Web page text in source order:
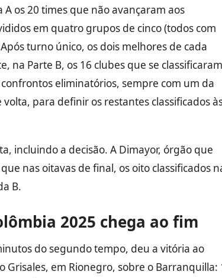
os 20 times que não avançaram aos
em quatro grupos de cinco (todos com
turno único, os dois melhores de cada
na Parte B, os 16 clubes que se classificaram
eliminatórios, sempre com um da
para definir os restantes classificados
incluindo a decisão. A Dimayor, órgão que
nas oitavas de final, os oito classificados
B.
2025 chega ao fim
do segundo tempo, deu a vitória ao
em Rionegro, sobre o Barranquilla: